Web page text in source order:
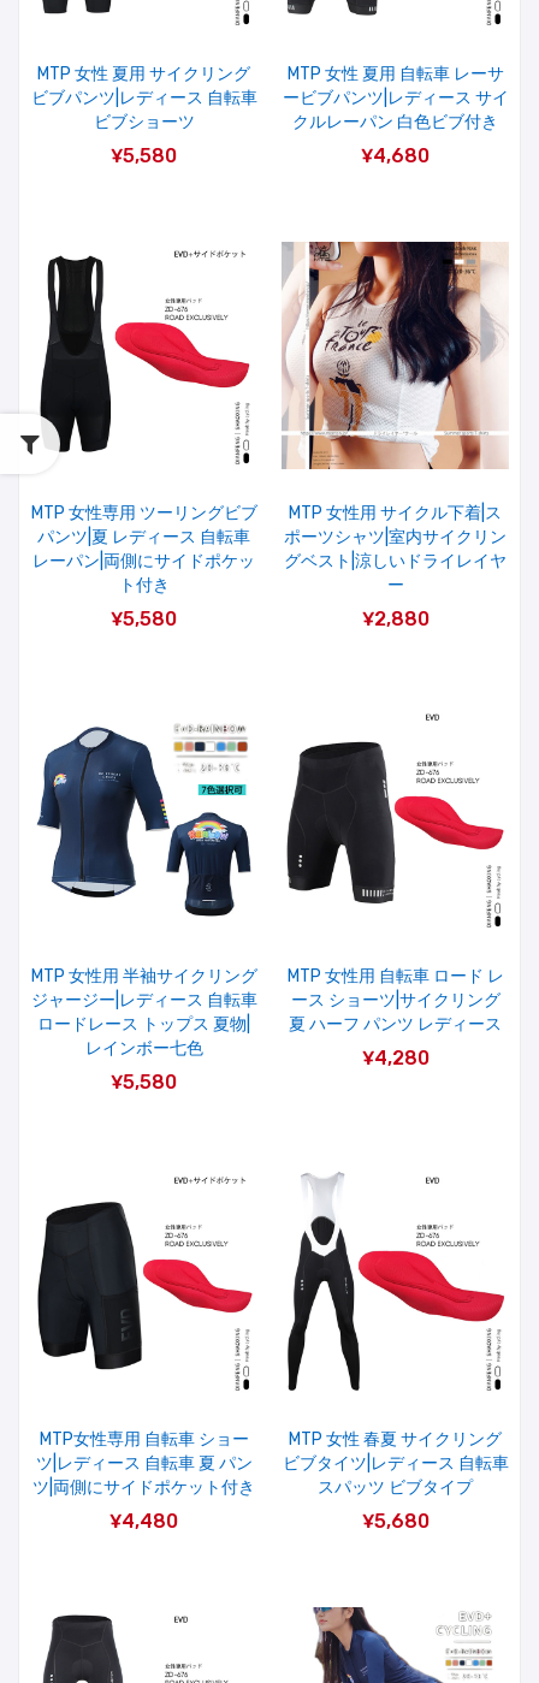
MTP 女性 夏用 サイクリング
ビブパンツ|レディース 自転車
ビブショーツ
¥5,580
MTP 女性 夏用 自転車 レーサ
ービブパンツ|レディース サイ
クルレーパン 白色ビブ付き
¥4,680
MTP 女性専用 ツーリングビブ
パンツ|夏 レディース 自転車
レーパン|両側にサイドポケッ
ト付き
¥5,580
MTP 女性用 サイクル下着|ス
ポーツシャツ|室内サイクリン
グベスト|涼しいドライレイヤ
ー
¥2,880
MTP 女性用 半袖サイクリング
ジャージー|レディース 自転車
ロードレース トップス 夏物|
レインボー七色
¥5,580
MTP 女性用 自転車 ロード レ
ース ショーツ|サイクリング
夏 ハーフ パンツ レディース
¥4,280
MTP女性専用 自転車 ショー
ツ|レディース 自転車 夏 パン
ツ|両側にサイドポケット付き
¥4,480
MTP 女性 春夏 サイクリング
ビブタイツ|レディース 自転車
スパッツ ビブタイプ
¥5,680